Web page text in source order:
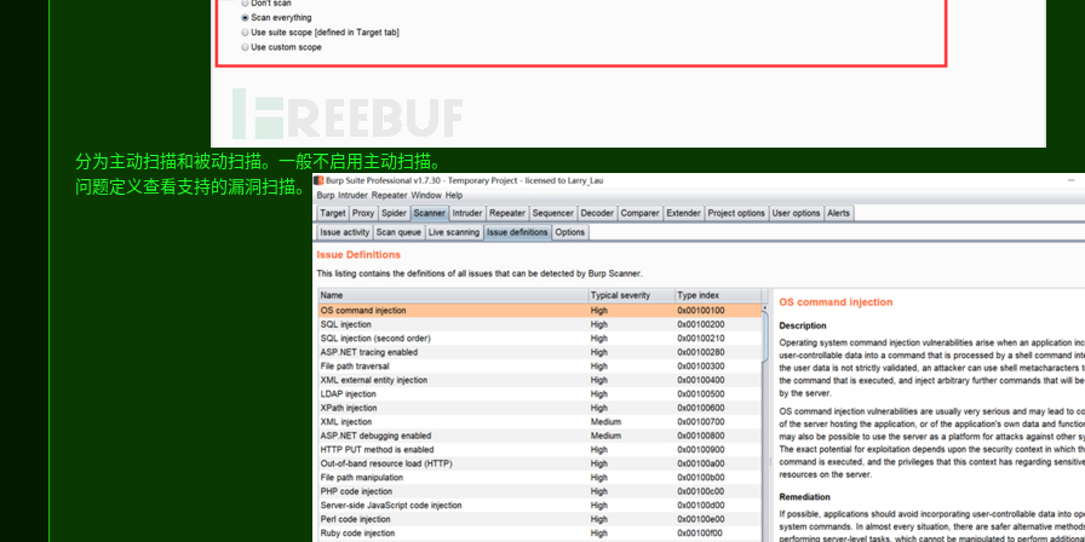
分为主动扫描和被动扫描。一般不启用主动扫描。
问题定义查看支持的漏洞扫描。